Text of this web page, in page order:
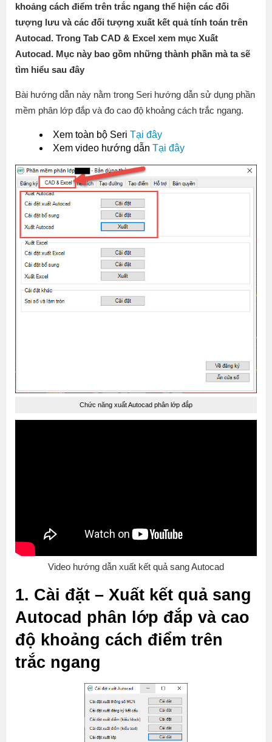
khoảng cách điểm trên trắc ngang thể hiện các đối
tượng lưu và các đối tượng xuất kết quả tính toán trên
Autocad. Trong Tab CAD & Excel xem mục Xuất
Autocad. Mục này bao gồm những thành phần mà ta sẽ
tìm hiểu sau đây
Bài hướng dẫn này nằm trong Seri hướng dẫn sử dụng phần
mềm phân lớp đắp và đo cao độ khoảng cách trắc ngang.
Xem toàn bộ Seri Tại đây
Xem video hướng dẫn Tại đây
Chức năng xuất Autocad phân lớp đắp
Video hướng dẫn xuất kết quả sang Autocad
1. Cài đặt – Xuất kết quả sang
Autocad phân lớp đắp và cao
độ khoảng cách điểm trên
trắc ngang